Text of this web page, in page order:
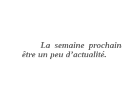
La semaine
être un peu d’actualité.